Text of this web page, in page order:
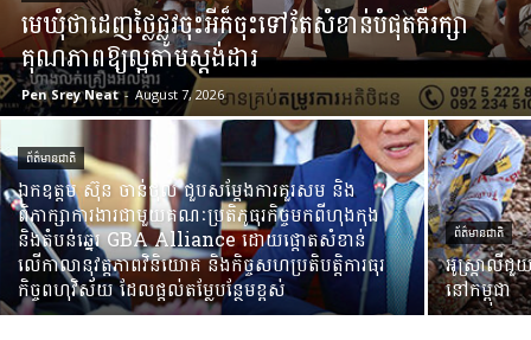
មេឃុំថាដេញថ្លៃផ្លូវចុះអីក៏ចុះទៅតែសំខាន់បំផុតគឺរក្សា
គុណភាពឱ្យល្អតាមស្តង់ដារ
Pen Srey Neat - August 7, 2026
ព័ត៌មានជាតិ
ឯកឧត្តម ស៊ុន ចាន់ថុល ជួបសម្តែងការគួរសម និង
ពិភាក្សាការងារជាមួយគណៈប្រតិភូធុរកិច្ចមកពីហុងកុង
និងតំបន់ឆ្នេរ GBA Alliance ដោយផ្តោតសំខាន់
លើកាលានុវត្តភាពវិនិយោគ និងកិច្ចសហប្រតិបត្តិការធុរ
កិច្ចពហុវិស័យ ដែលផ្តល់តម្លែបន្ថែមខ្ពស់
ព័ត៌មានជាតិ
អូស្ត្រាលីជួយ
នៅកម្ពុជា